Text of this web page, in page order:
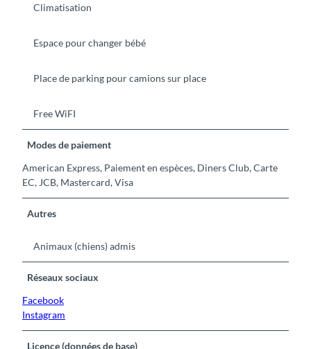
Climatisation
Espace pour changer bébé
Place de parking pour camions sur place
Free WiFI
Modes de paiement
American Express, Paiement en espèces, Diners Club, Carte
EC, JCB, Mastercard, Visa
Autres
Animaux (chiens) admis
Réseaux sociaux
Facebook
Instagram
Licence (données de base)